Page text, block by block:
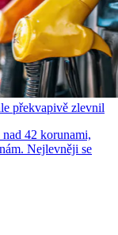
překvapivě zlevnil
42 korunami,
Nejlevněji se